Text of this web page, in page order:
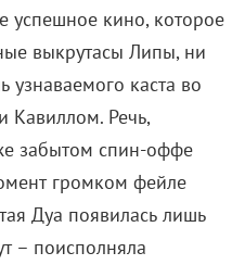
успешное кино, которое
выкрутасы Липы, ни
узнаваемого каста во
Кавиллом. Речь,
забытом спин-оффе
громком фейле
Дуа появилась лишь
– поисполняла